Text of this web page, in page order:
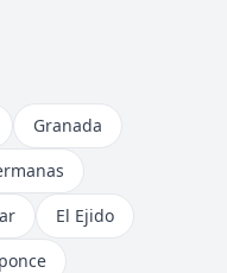
Granada
El Ejido